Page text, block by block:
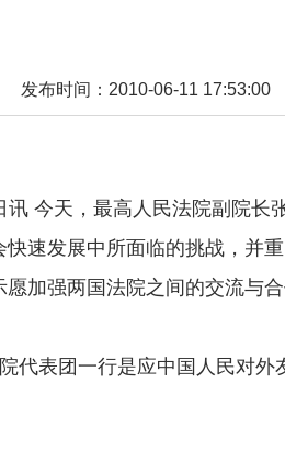
发布时间：2010-06-11 17:53:00
今天，最高人民法院副院长
速发展中所面临的挑战，并
加强两国法院之间的交流与合
表团一行是应中国人民对外